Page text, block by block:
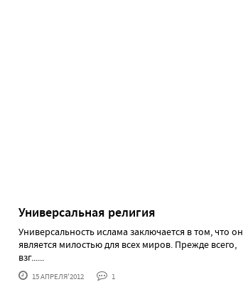
Универсальная религия
Универсальность ислама заключается в том, что он
является милостью для всех миров. Прежде всего,
взг......
15 АПРЕЛЯ'2012 1